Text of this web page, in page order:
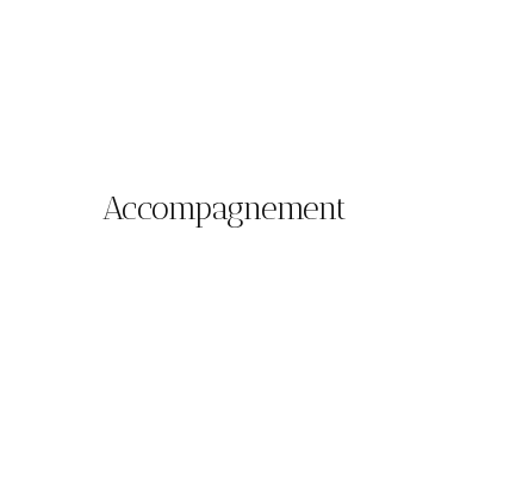
Accompagnement